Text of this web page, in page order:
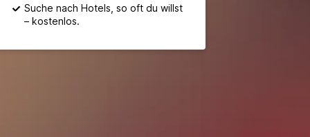
Suche nach Hotels, so oft du willst
– kostenlos.